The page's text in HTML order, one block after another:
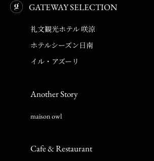
GATEWAY SELECTION
礼文観光ホテル 咲涼
ホテルシーズン日南
イル・アズーリ
Another Story
maison owl
Cafe & Restaurant